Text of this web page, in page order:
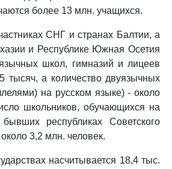
более 13 млн. учащихся.
СНГ и странах Балтии, а
и Республике Южная Осетия
школ, гимназий и лицеев
тысяч, а количество двуязычных
на русском языке) - около
школьников, обучающихся на
республиках Советского
3,2 млн. человек.
насчитывается 18,4 тыс.